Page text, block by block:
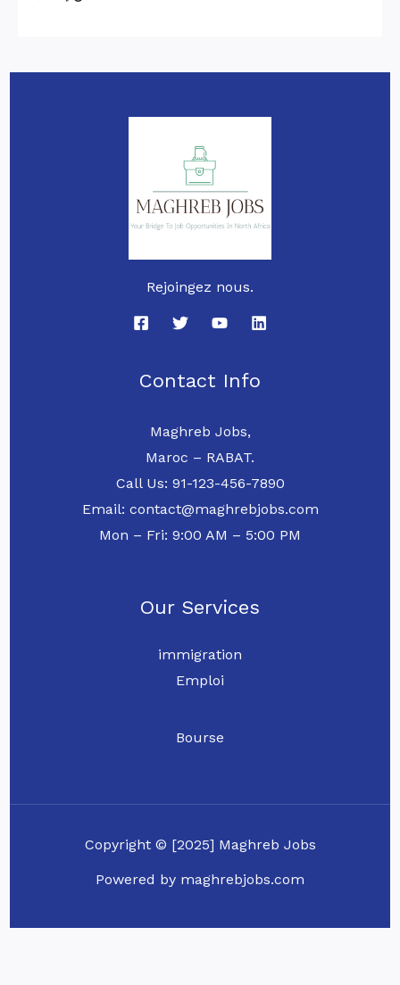
Rejoingez nous.
Contact Info
Maghreb Jobs,
Maroc – RABAT.
Call Us: 91-123-456-7890
Email: contact@maghrebjobs.com
Mon – Fri: 9:00 AM – 5:00 PM
Our Services
immigration
Emploi
Bourse
Copyright © [2025] Maghreb Jobs
Powered by maghrebjobs.com